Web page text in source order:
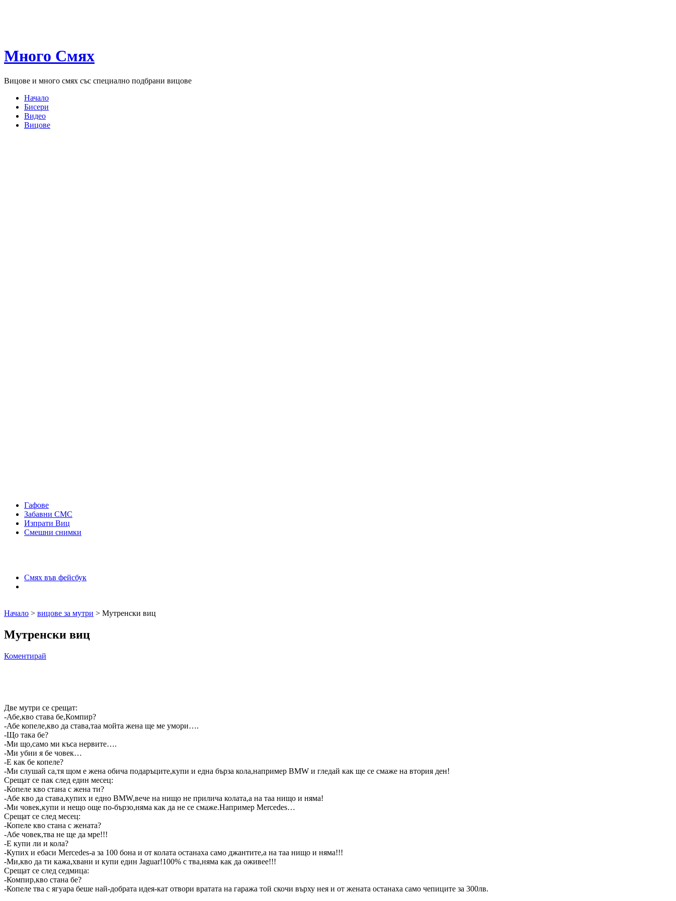
Много Смях
Вицове и много смях със специално подбрани вицове
Начало
Бисери
Видео
Вицове
Гафове
Забавни СМС
Изпрати Виц
Смешни снимки
Смях във фейсбук
Начало > вицове за мутри > Мутренски виц
Мутренски виц
Коментирай
Две мутри се срещат:
-Абе,кво става бе,Компир?
-Абе копеле,кво да става,таа мойта жена ще ме умори….
-Що така бе?
-Ми що,само ми къса нервите….
-Ми убии я бе човек…
-Е как бе копеле?
-Ми слушай са,тя щом е жена обича подаръците,купи и една бърза кола,например BMW и гледай как ще се смаже на втория ден!
Срещат се пак след един месец:
-Копеле кво стана с жена ти?
-Абе кво да става,купих и едно BMW,вече на нищо не прилича колата,а на таа нищо и няма!
-Ми човек,купи и нещо още по-бързо,няма как да не се смаже.Например Mercedes…
Срещат се след месец:
-Копеле кво стана с жената?
-Абе човек,тва не ще да мре!!!
-Е купи ли и кола?
-Купих и ебаси Mercedes-а за 100 бона и от колата останаха само джантите,а на таа нищо и няма!!!
-Ми,кво да ти кажа,хвани и купи един Jaguar!100% с тва,няма как да оживее!!!
Срещат се след седмица:
-Компир,кво стана бе?
-Копеле тва с ягуара беше най-добрата идея-кат отвори вратата на гаража той скочи върху нея и от жената останаха само чепиците за 300лв.